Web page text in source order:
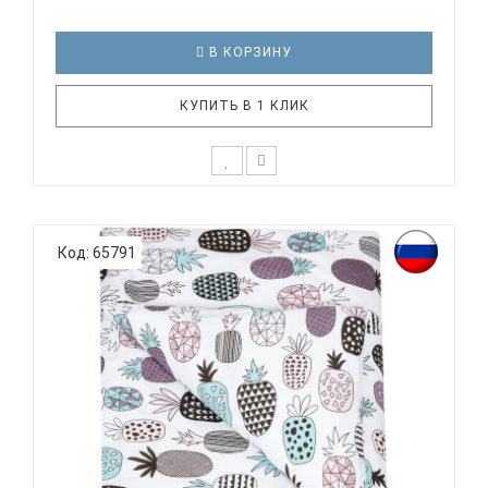
В КОРЗИНУ
КУПИТЬ В 1 КЛИК
родитель подходит очень основательно. Ведь
ребенок большую часть времени проводит в
кровати. И натуральность тканей, нежный и
веселый рисунок, высокая устойчивость к частым
стиркам – очень важные параметр..
Код: 65791